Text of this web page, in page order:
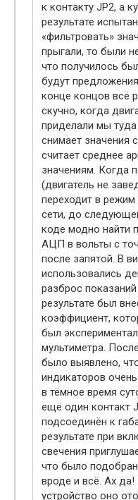
к контакту JP2, а
результате
«фильтровать»
прыгали, то были
что получилось
будут
конце концов всё
скучно, когда
приделали мы
снимает значения
считает среднее
значениям. Когда
(двигатель не
переходит в
сети, до
коде модно найти
АЦП в вольты с
после запятой. В
использовались
разброс
результате был
коэффициент,
был
мультиметра.
было выявлено,
индикаторов
в тёмное время
ещё один контакт
подсоединён к
результате при
свечения
что было
вроде и всё. Ах
устройство оно